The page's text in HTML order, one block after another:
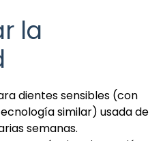
la
dientes sensibles (con
similar) usada de
semanas.